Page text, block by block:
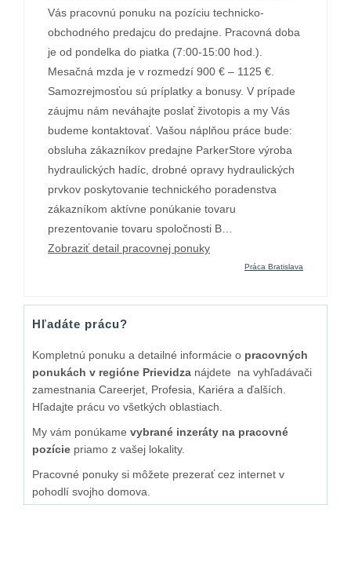
Vás pracovnú ponuku na pozíciu technicko-
obchodného predajcu do predajne. Pracovná doba
je od pondelka do piatka (7:00-15:00 hod.).
Mesačná mzda je v rozmedzí 900 € – 1125 €.
Samozrejmosťou sú príplatky a bonusy. V prípade
záujmu nám neváhajte poslať životopis a my Vás
budeme kontaktovať. Vašou náplňou práce bude:
obsluha zákazníkov predajne ParkerStore výroba
hydraulických hadíc, drobné opravy hydraulických
prvkov poskytovanie technického poradenstva
zákazníkom aktívne ponúkanie tovaru
prezentovanie tovaru spoločnosti B…
Zobraziť detail pracovnej ponuky
Práca Bratislava
Hľadáte prácu?
Kompletnú ponuku a detailné informácie o pracovných
ponukách v regióne Prievidza nájdete na vyhľadávači
zamestnania Careerjet, Profesia, Kariéra a ďalších.
Hľadajte prácu vo všetkých oblastiach.
My vám ponúkame vybrané inzeráty na pracovné
pozície priamo z vašej lokality.
Pracovné ponuky si môžete prezerať cez internet v
pohodlí svojho domova.